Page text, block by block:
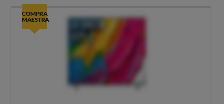
COMPRA
MAESTRA